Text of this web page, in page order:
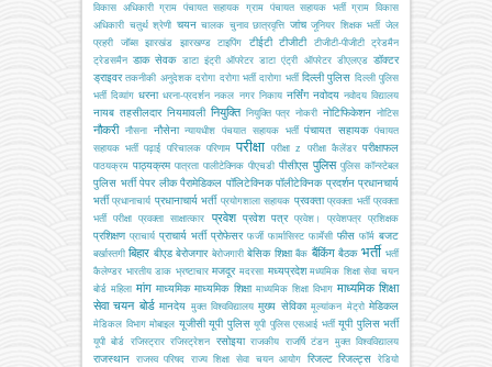
विकास अधिकारी ग्राम पंचायत सहायक ग्राम पंचायत सहायक भर्ती ग्राम विकास
अधिकारी चतुर्थ श्रेणी चयन चालक चुनाव छात्रवृत्ति जांच जूनियर शिक्षक भर्ती जेल
प्रहरी
जॉब्स झारखंड झारखण्ड टाइपिंग टीईटी टीजीटी टीजीटी-पीजीटी
ट्रेडमैन
ट्रेडसमैन डाक सेवक डाटा इंट्री ऑपरेटर डाटा एंट्री ऑपरेटर डीएलएड डॉक्टर
ड्राइवर तकनीकी अनुदेशक दरोगा दरोगा भर्ती दारोगा भर्ती दिल्ली पुलिस दिल्ली पुलिस
भर्ती दिव्यांग धरना धरना-प्रदर्शन नकल नगर निकाय नर्सिंग नवोदय नवोदय विद्यालय
नायब तहसीलदार नियमावली नियुक्ति नियुक्ति पत्र नोकरी नोटिफिकेशन नोटिस
नौकरी नौसना नौसेना न्यायधीश पंचयात सहायक भर्ती पंचायत सहायक पंचायत
सहायक भर्ती पढ़ाई परिचालक परिणाम परीक्षा परीक्षा z परीक्षा कैलेंडर परीक्षाफल
पाठयक्रम पाठ्यक्रम पात्रता पालीटेक्निक पीएचडी पीसीएस पुलिस पुलिस कॉन्स्टेबल
पुलिस भर्ती पेपर लीक पैरामेडिकल पॉलिटेक्निक पॉलीटेक्निक प्रदर्शन प्रधानचार्य
भर्ती प्रधानाचार्य प्रधानाचार्य भर्ती प्रयोगशाला सहायक प्रवक्ता प्रवक्ता भर्ती प्रवक्ता
भर्ती परीक्षा
प्रवक्ता साक्षात्कार प्रवेश प्रवेश पत्र प्रवेश। प्रवेशपत्र प्रशिक्षक
प्रशिक्षण प्राचार्य प्राचार्य भर्ती प्रोफेसर फर्जी फार्मासिस्ट फार्मेसी फीस फॉर्म बजट
बर्खास्तगी बिहार बीएड बेरोजगार बेरोजगारी बेसिक शिक्षा बैंक बैंकिंग बैठक भर्ती भर्ती
कैलेण्डर भारतीय डाक भ्रष्टाचार मजदूर मदरसा मध्यप्रदेश मध्यमिक शिक्षा सेवा चयन
बोर्ड महिला मांग माध्यमिक माध्यमिक शिक्षा माध्यमिक शिक्षा विभाग माध्यमिक शिक्षा
सेवा चयन बोर्ड मानदेय मुक्त विश्वविद्यालय मुख्य सेविका मूल्यांकन मेट्रो मेडिकल
मेडिकल विभाग मोबाइल यूजीसी यूपी पुलिस यूपी पुलिस एसआई भर्ती यूपी पुलिस भर्ती
यूपी बोर्ड रजिस्ट्रार रजिस्ट्रेशन रसोइया राजकीय राजर्षि टंडन मुक्त विश्वविद्यालय
राजस्थान राजस्व परिषद राज्य शिक्षा सेवा चयन आयोग रिजल्ट रिजल्ट्स रेडियो